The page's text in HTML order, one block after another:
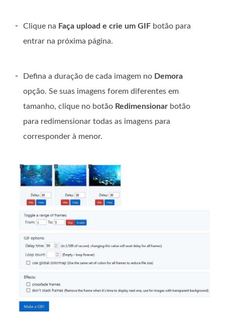
- Clique na Faça upload e crie um GIF botão para
entrar na próxima página.
- Defina a duração de cada imagem no Demora
opção. Se suas imagens forem diferentes em
tamanho, clique no botão Redimensionar botão
para redimensionar todas as imagens para
corresponder à menor.